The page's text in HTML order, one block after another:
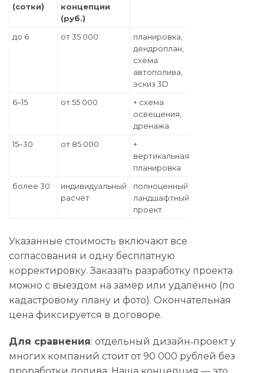
(сотки)
концепции
(руб.)
до 6 от 35 000
планировка,
дендроплан,
схема
автополива,
эскиз 3D
6–15
от 55 000
+ схема
освещения,
дренажа
15–30
от 85 000
+
вертикальная
планировка
более 30
индивидуальный
расчёт
полноценный
ландшафтный
проект
Указанные стоимость включают все
согласования и одну бесплатную
корректировку. Заказать разработку проекта
можно с выездом на замер или удалённо (по
кадастровому плану и фото). Окончательная
цена фиксируется в договоре.
Для сравнения: отдельный дизайн‑проект у
многих компаний стоит от 90 000 рублей без